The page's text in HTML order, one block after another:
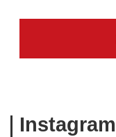
Instagram